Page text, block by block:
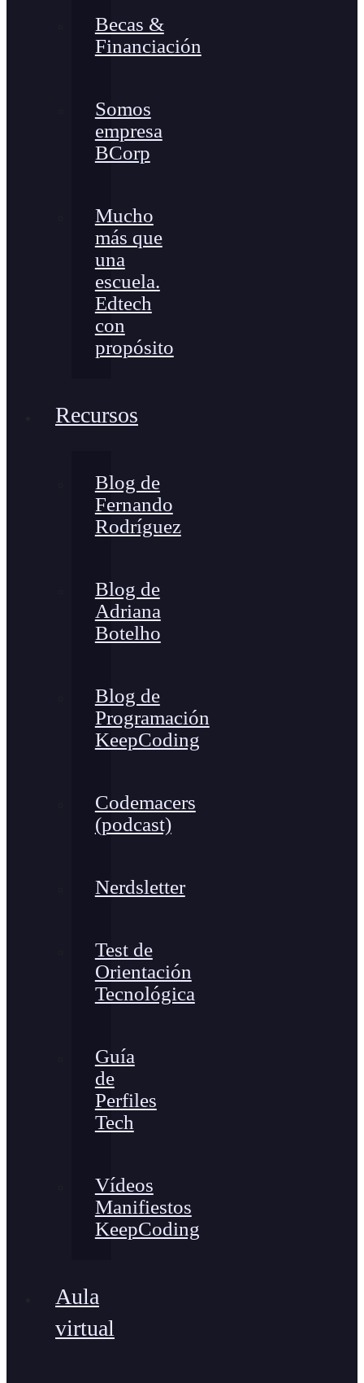
Becas &
Financiación
Somos
empresa
BCorp
Mucho
más que
una
escuela.
Edtech
con
propósito
Recursos
Blog de
Fernando
Rodríguez
Blog de
Adriana
Botelho
Blog de
Programación
KeepCoding
Codemacers
(podcast)
Nerdsletter
Test de
Orientación
Tecnológica
Guía
de
Perfiles
Tech
Vídeos
Manifiestos
KeepCoding
Aula
virtual